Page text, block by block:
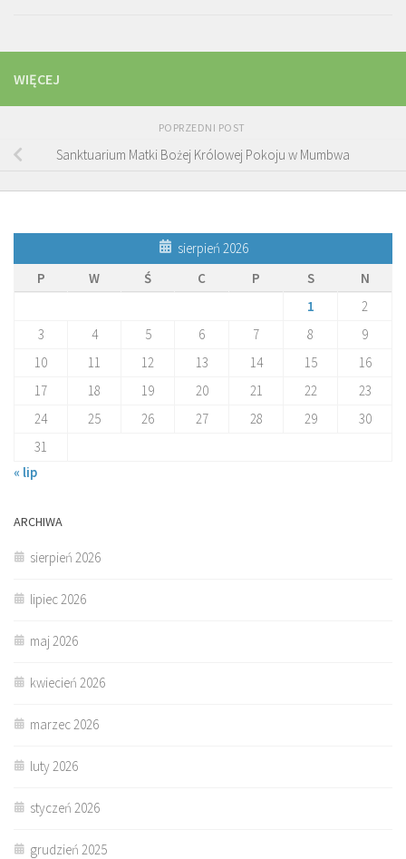
WIĘCEJ
POPRZEDNI POST
Sanktuarium Matki Bożej Królowej Pokoju w Mumbwa
sierpień 2026
P
W Ś C P S
N
1
2
3
4 5 6 7 8
9
10
11 12 13 14 15
16
17
18 19 20 21 22
23
24
25 26 27 28 29
30
31
« lip
ARCHIWA
sierpień 2026
lipiec 2026
maj 2026
kwiecień 2026
marzec 2026
luty 2026
styczeń 2026
grudzień 2025